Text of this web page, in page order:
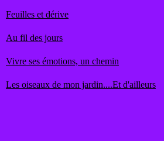
Feuilles et dérive
Au fil des jours
Vivre ses émotions, un chemin
Les oiseaux de mon jardin....Et d'ailleurs